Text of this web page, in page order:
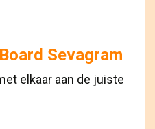
Sevagram
elkaar aan de juiste